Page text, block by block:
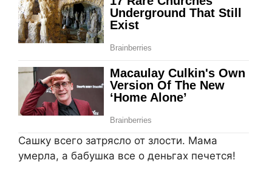
Сашку всего затрясло от злости. Мама
умерла, а бабушка все о деньгах печется!